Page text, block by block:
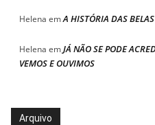
Helena emA HISTÓRIA DAS
Helena emJÁ NÃO SE PODE
VEMOS E OUVIMOS
Arquivo